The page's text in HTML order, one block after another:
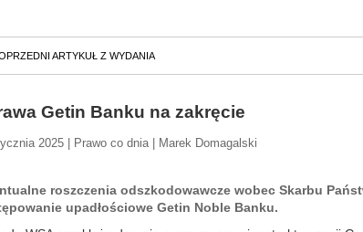
ARTYKUŁ Z WYDANIA
Getin Banku na zakręcie
2025 | Prawo co dnia | Marek Domagalski
roszczenia odszkodowawcze wobec Skarbu
upadłościowe Getin Noble Banku.